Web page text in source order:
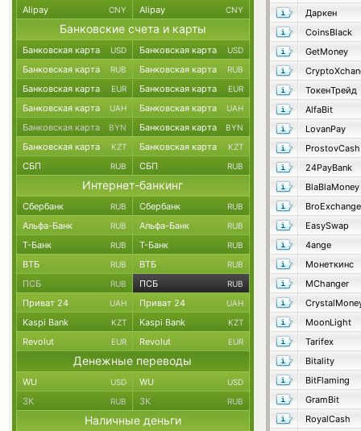
Даркен
CoinsBlack
GetMoney
ТокенТрейд
AlfaBit
LovanPay
ProstovCash
24PayBank
BlaBlaMoney
BroExchange
EasySwap
4ange
Монеткинс
MChanger
MoonLight
Tarifex
Bitality
BitFlaming
GramBit
RoyalCash
Alipay CNY Alipay CNY
Банковские счета и карты
Банковская карта USD Банковская карта USD
Банковская карта RUB Банковская карта RUB
Банковская карта EUR Банковская карта EUR
Банковская карта UAH Банковская карта UAH
Банковская карта BYN Банковская карта BYN
Банковская карта KZT Банковская карта KZT
СБП RUB СБП RUB
Интернет-банкинг
Сбербанк RUB Сбербанк RUB
Альфа-Банк RUB Альфа-Банк RUB
Т-Банк RUB Т-Банк RUB
ВТБ RUB ВТБ RUB
ПСБ RUB ПСБ RUB
Приват 24 UAH Приват 24 UAH
Kaspi Bank KZT Kaspi Bank KZT
Revolut EUR Revolut EUR
Денежные переводы
WU USD WU USD
ЗК RUB ЗК RUB
Наличные деньги